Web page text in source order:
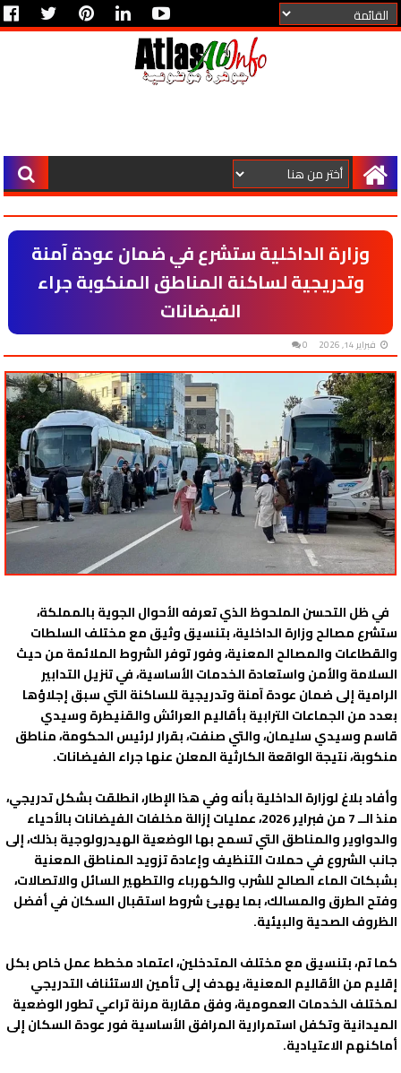
وزارة الداخلية ستشرع في ضمان عودة آمنة
وتدريجية لساكنة المناطق المنكوبة جراء
الفيضانات
فبراير 14, 2026 0
في ظل التحسن الملحوظ الذي تعرفه الأحوال الجوية بالمملكة،
ستشرع مصالح وزارة الداخلية، بتنسيق وثيق مع مختلف السلطات
والقطاعات والمصالح المعنية، وفور توفر الشروط الملائمة من حيث
السلامة والأمن واستعادة الخدمات الأساسية، في تنزيل التدابير
الرامية إلى ضمان عودة آمنة وتدريجية للساكنة التي سبق إجلاؤها
بعدد من الجماعات الترابية بأقاليم العرائش والقنيطرة وسيدي
قاسم وسيدي سليمان، والتي صنفت، بقرار لرئيس الحكومة، مناطق
منكوبة، نتيجة الواقعة الكارثية المعلن عنها جراء الفيضانات.
وأفاد بلاغ لوزارة الداخلية بأنه وفي هذا الإطار، انطلقت بشكل تدريجي،
منذ الــ 7 من فبراير 2026، عمليات إزالة مخلفات الفيضانات بالأحياء
والدواوير والمناطق التي تسمح بها الوضعية الهيدرولوجية بذلك، إلى
جانب الشروع في حملات التنظيف وإعادة تزويد المناطق المعنية
بشبكات الماء الصالح للشرب والكهرباء والتطهير السائل والاتصالات،
وفتح الطرق والمسالك، بما يهيئ شروط استقبال السكان في أفضل
الظروف الصحية والبيئية.
كما تم، بتنسيق مع مختلف المتدخلين، اعتماد مخطط عمل خاص بكل
إقليم من الأقاليم المعنية، يهدف إلى تأمين الاستئناف التدريجي
لمختلف الخدمات العمومية، وفق مقاربة مرنة تراعي تطور الوضعية
الميدانية وتكفل استمرارية المرافق الأساسية فور عودة السكان إلى
أماكنهم الاعتيادية.